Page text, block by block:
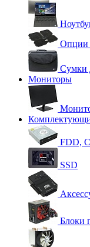
Опции
Сумки
Мониторы
FDD,
SSD
Блоки